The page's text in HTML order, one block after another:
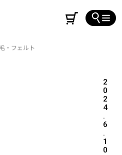
・フェルト
2
0
2
4
.
6
.
1
0